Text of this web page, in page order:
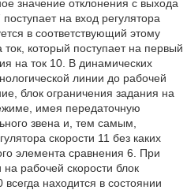
значение отклонения с выхода
на вход регулятора
в соответствующий этому
который поступает на первый
на ток 10. В динамических
линии до рабочей
блок ограничения задания на
имея передаточную
звена и, тем самым,
скорости 11 без каких
элемента сравнения 6. При
рабочей скорости блок
находится в состоянии